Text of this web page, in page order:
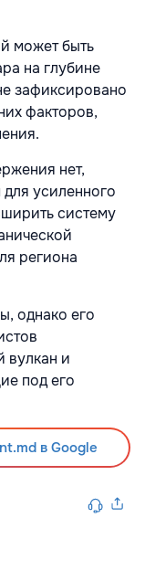
может быть
на глубине
зафиксировано
факторов,
нет,
усиленного
систему
региона
однако его
вулкан и
под его
в Google